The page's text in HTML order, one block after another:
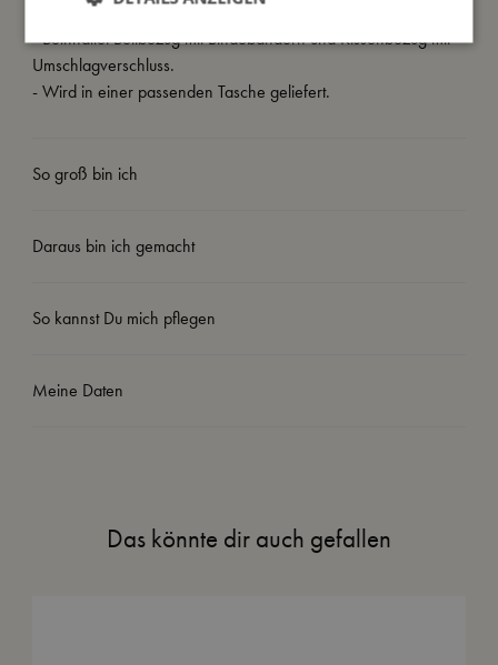
- Größe: Kissenbezug: 40x45 cm / Bettbezug: 100x140 cm.
- Beinhaltet Bettbezug mit Bindebändern und Kissenbezug mit
Umschlagverschluss.
- Wird in einer passenden Tasche geliefert.
So groß bin ich
Daraus bin ich gemacht
So kannst Du mich pflegen
Meine Daten
Das könnte dir auch gefallen